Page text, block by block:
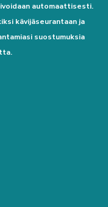
automaattisesti.
kävijäseurantaan ja
suostumuksia